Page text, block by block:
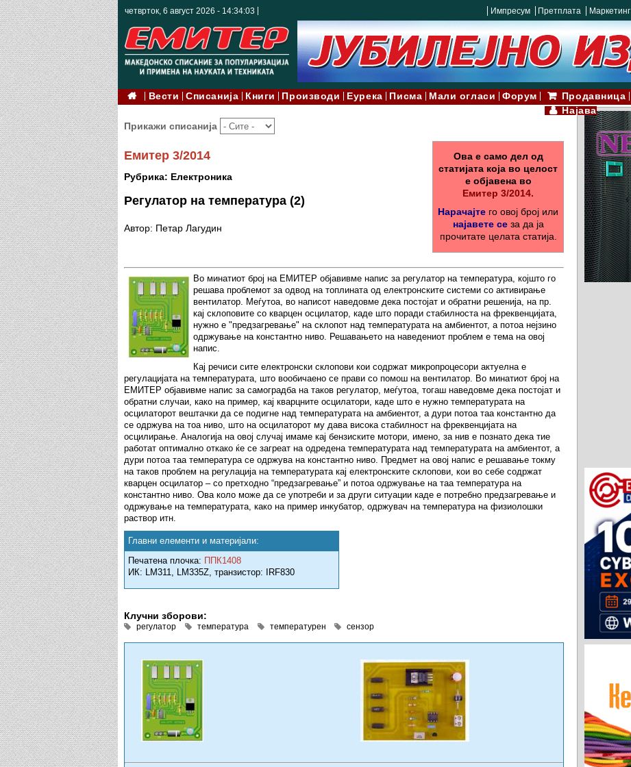
четврток, 6 август 2026 - 14:34:05 Импресум Претплата Маркетинг
Вести Списанија Книги Производи Еурека Писма Мали огласи Форум Продавница
Најава
Прикажи списанија
Емитер 3/2014
Рубрика: Електроника
Регулатор на температура (2)
Автор: Петар Лагудин
Ова е само дел од
статијата која во целост
е објавена во
Емитер 3/2014.
Нарачајте го овој број или
најавете сеза да ја
прочитате целата статија.
Во минатиот број на ЕМИТЕР објавивме напис за регулатор на температура, којшто го
решава проблемот за одвод на топлината од електронските системи со активирање
вентилатор. Меѓутоа, во написот наведовме дека постојат и обратни решенија, на пр.
кај склоповите со кварцен осцилатор, каде што поради стабилноста на фреквенцијата,
нужно е "предзагревање" на склопот над температурата на амбиентот, а потоа нејзино
одржување на константно ниво. Решавањето на наведениот проблем е тема на овој
напис.
Кај речиси сите електронски склопови кои содржат микропроцесори актуелна е
регулацијата на температурата, што вообичаено се прави со помош на вентилатор. Во минатиот број на
ЕМИТЕР објавивме напис за самоградба на таков регулатор, меѓутоа, тогаш наведовме дека постојат и
обратни случаи, како на пример, кај кварцните осцилатори, каде што е нужно температурата на
осцилаторот вештачки да се подигне над температурата на амбиентот, а дури потоа таа константно да
се одржува на тоа ниво, што на осцилаторот му дава висока стабилност на фреквенцијата на
осцилирање. Аналогија на овој случај имаме кај бензиските мотори, имено, за нив е познато дека тие
работат оптимално откако ќе се загреат на одредена температурата над температурата на амбиентот, а
дури потоа таа температура се одржува на константно ниво. Предмет на овој напис е решавање токму
на таков проблем на регулација на температурата кај електронските склопови, кои во себе содржат
кварцен осцилатор – со претходно “предзагревање” и потоа одржување на таа температура на
константно ниво. Ова коло може да се употреби и за други ситуации каде е потребно предзагревање и
одржување на температурата, како на пример инкубатор, одржувач на температура на физиолошки
раствор итн.
Главни елементи и материјали:
Печатена плочка: ППК1408
ИК: LM311, LM335Z, транзистор: IRF830
Клучни зборови:
регулатор температура температурен сензор